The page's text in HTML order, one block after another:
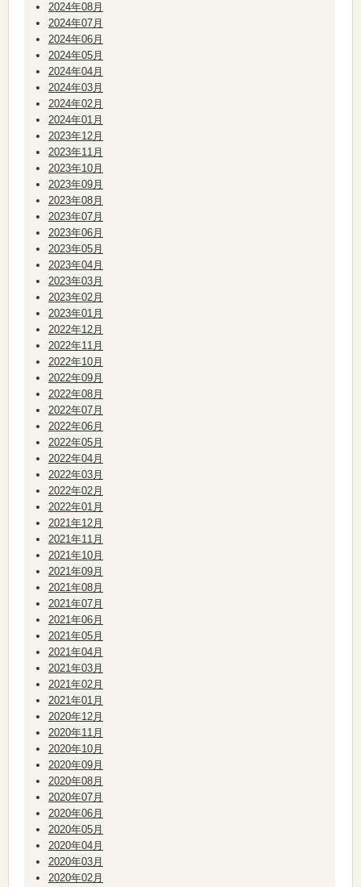
2024年08月
2024年07月
2024年06月
2024年05月
2024年04月
2024年03月
2024年02月
2024年01月
2023年12月
2023年11月
2023年10月
2023年09月
2023年08月
2023年07月
2023年06月
2023年05月
2023年04月
2023年03月
2023年02月
2023年01月
2022年12月
2022年11月
2022年10月
2022年09月
2022年08月
2022年07月
2022年06月
2022年05月
2022年04月
2022年03月
2022年02月
2022年01月
2021年12月
2021年11月
2021年10月
2021年09月
2021年08月
2021年07月
2021年06月
2021年05月
2021年04月
2021年03月
2021年02月
2021年01月
2020年12月
2020年11月
2020年10月
2020年09月
2020年08月
2020年07月
2020年06月
2020年05月
2020年04月
2020年03月
2020年02月